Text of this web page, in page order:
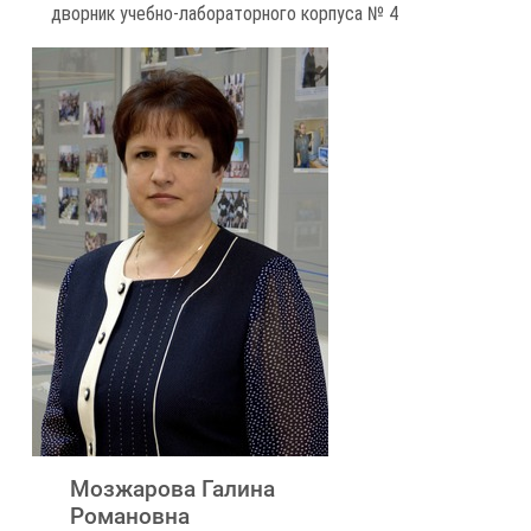
дворник учебно-лабораторного корпуса № 4
Мозжарова Галина
Романовна